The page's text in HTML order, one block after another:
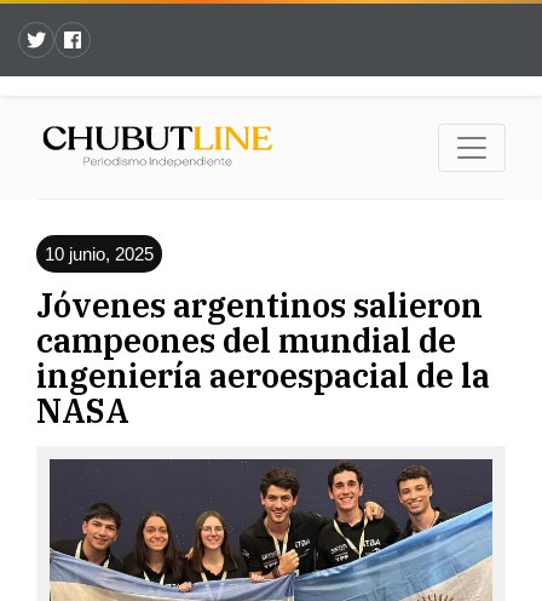
10 junio, 2025
Jóvenes argentinos salieron
campeones del mundial de
ingeniería aeroespacial de la
NASA